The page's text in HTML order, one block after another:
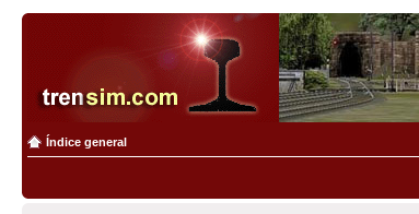
Índice general